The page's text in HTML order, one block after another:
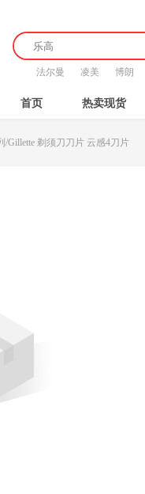
法尔曼 凌美 博朗
首页 热卖现货
/Gillette 剃须刀刀片 云感4刀片